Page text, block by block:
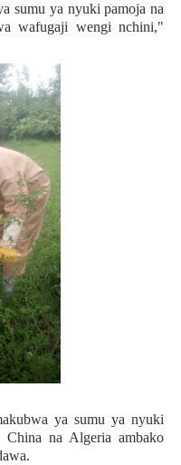
sumu ya nyuki pamoja na
wafugaji wengi nchini,"
ya sumu ya nyuki
China na Algeria ambako